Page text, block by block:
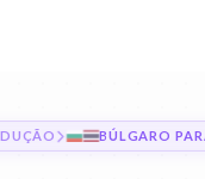
BÚLGARO